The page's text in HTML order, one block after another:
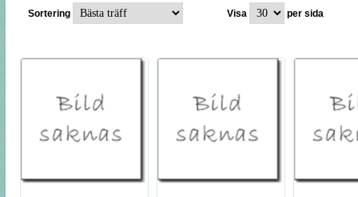
Sortering Visa per sida